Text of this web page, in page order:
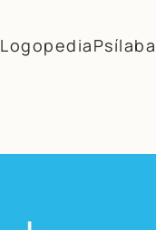
LogopediaPsílaba